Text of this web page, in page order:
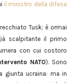
il ministro della difesa
Tusk; è ormai
scalpitante il primo
con cui costoro
NATO). Sono
giunta ucraina: ma in